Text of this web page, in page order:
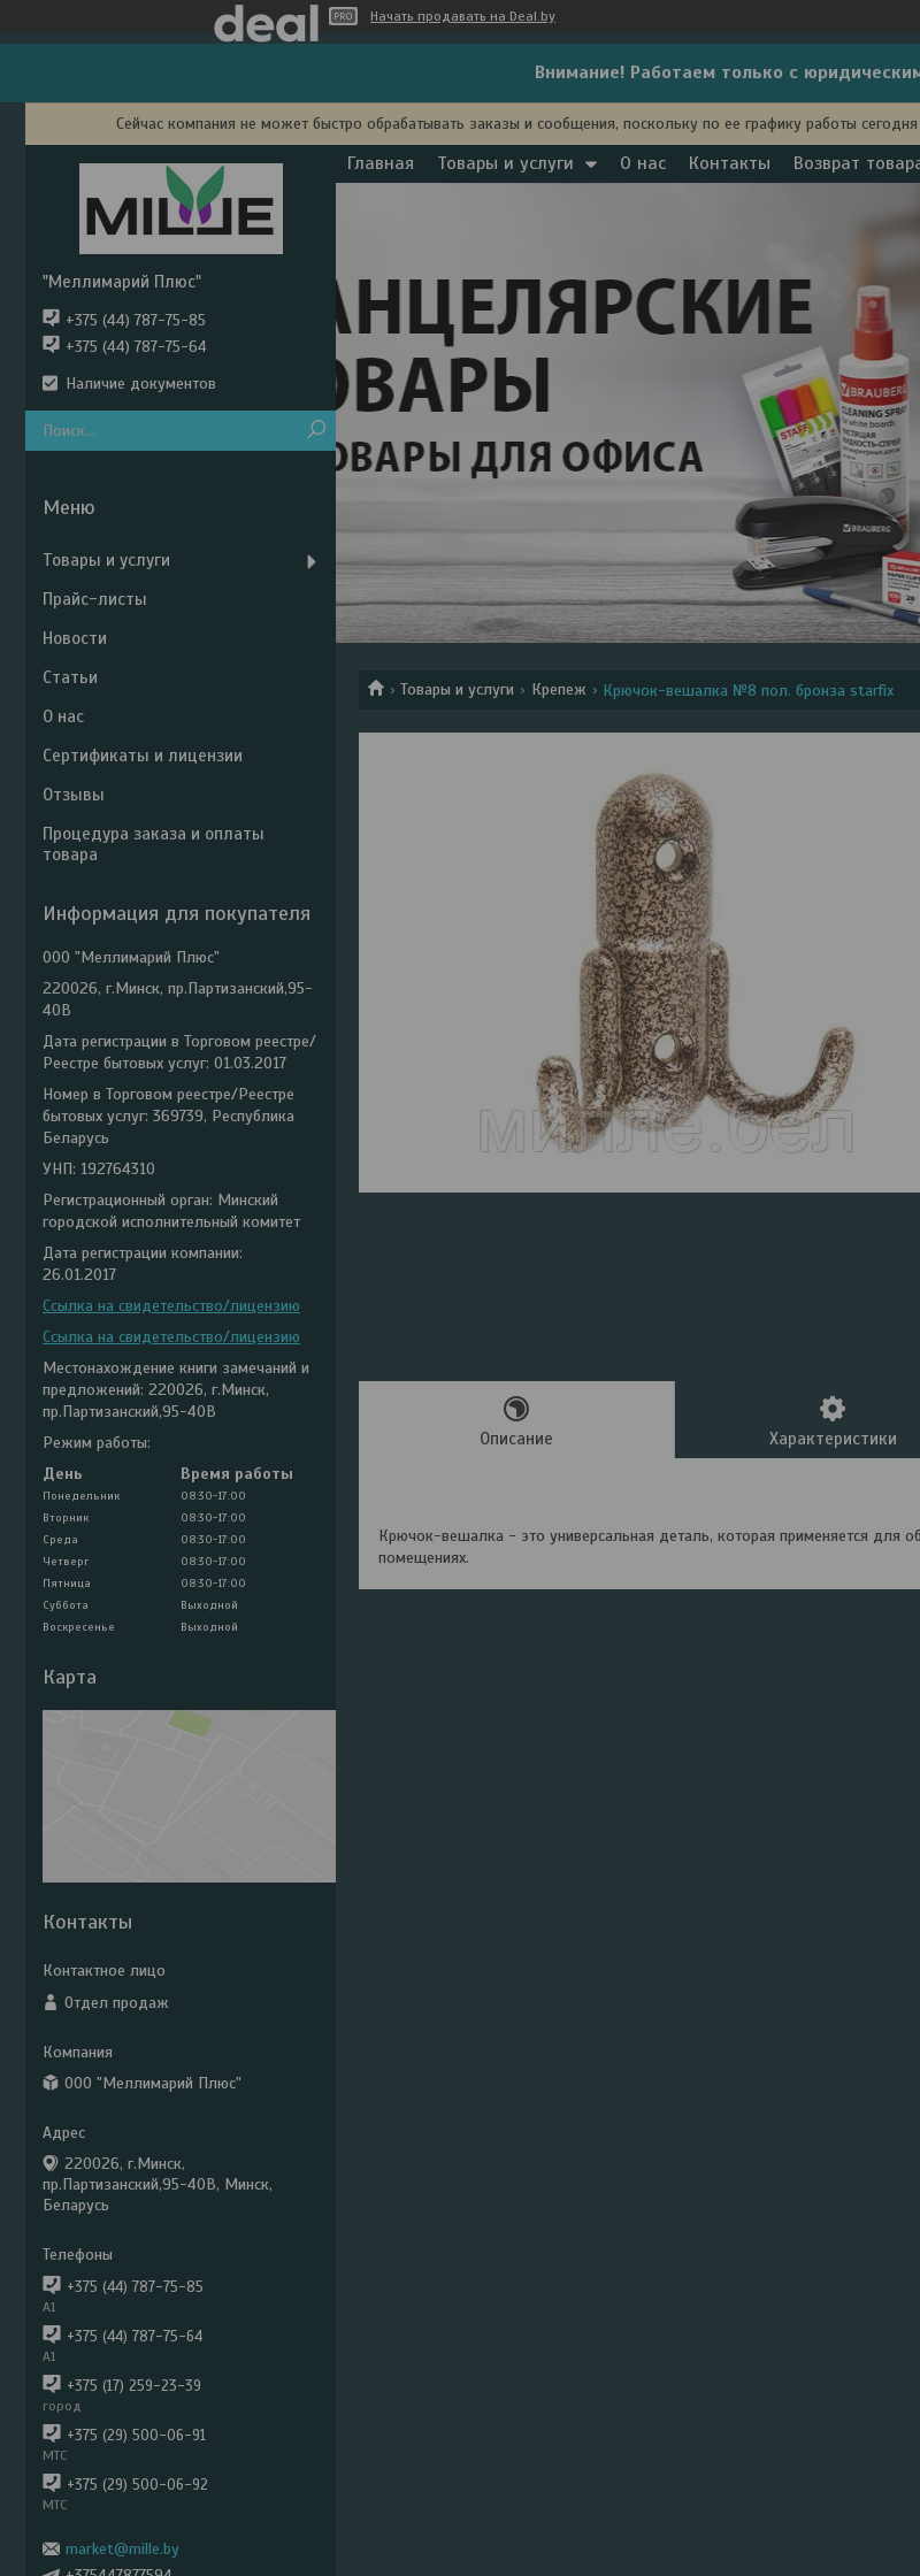
Начать продавать на Deal.by
Внимание! Работаем только с
Сейчас компания не может быстро обрабатывать заказы и сообщения, поскольку по ее графику работы
Главная Товары и услуги О нас Контакты Возврат
Товары и услуги Крепеж Крючок-вешалка №8 пол. бронза starfix
Описание Характеристики
Крючок-вешалка - это универсальная деталь, которая применяется для
помещениях.
"Меллимарий Плюс"
+375 (44) 787-75-85
+375 (44) 787-75-64
Наличие документов
Товары и услуги
Прайс-листы
Новости
Статьи
О нас
Сертификаты и лицензии
Отзывы
Процедура заказа и оплаты
товара
Информация для покупателя
ООО "Меллимарий Плюс"
220026, г.Минск, пр.Партизанский,95-
40В
Дата регистрации в Торговом реестре/
Реестре бытовых услуг: 01.03.2017
Номер в Торговом реестре/Реестре
бытовых услуг: 369739, Республика
Беларусь
УНП: 192764310
Регистрационный орган: Минский
городской исполнительный комитет
Дата регистрации компании:
26.01.2017
Ссылка на свидетельство/лицензию
Ссылка на свидетельство/лицензию
Местонахождение книги замечаний и
предложений: 220026, г.Минск,
пр.Партизанский,95-40В
Режим работы:
День
Время работы
Понедельник
08:30-17:00
Вторник
08:30-17:00
Среда
08:30-17:00
Четверг
08:30-17:00
Пятница
08:30-17:00
Суббота
Выходной
Воскресенье
Выходной
Карта
Контакты
Отдел продаж
ООО "Меллимарий Плюс"
220026, г.Минск,
пр.Партизанский,95-40В, Минск,
Беларусь
+375 (44) 787-75-85
А1
+375 (44) 787-75-64
А1
+375 (17) 259-23-39
город
+375 (29) 500-06-91
МТС
+375 (29) 500-06-92
МТС
market@mille.by